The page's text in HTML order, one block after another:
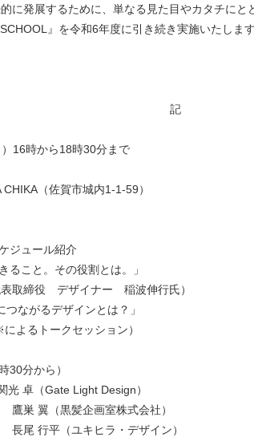
に発展するために、単なる見た目やカタチに
』を令和6年度に引き続き実施いたし
記
時から18時30分まで
（佐賀市城内1-1-59）
ジュール紹介
ること。その役割とは。」
取締役 デザイナー 稲波伸行氏）
つながるデザインとは？」
によるトークセッション）
30分から）
卓（Gate Light Design）
鷹巣 翼（黒髪企画室株式会社）
長尾 行平（ユキヒラ・デザイン）